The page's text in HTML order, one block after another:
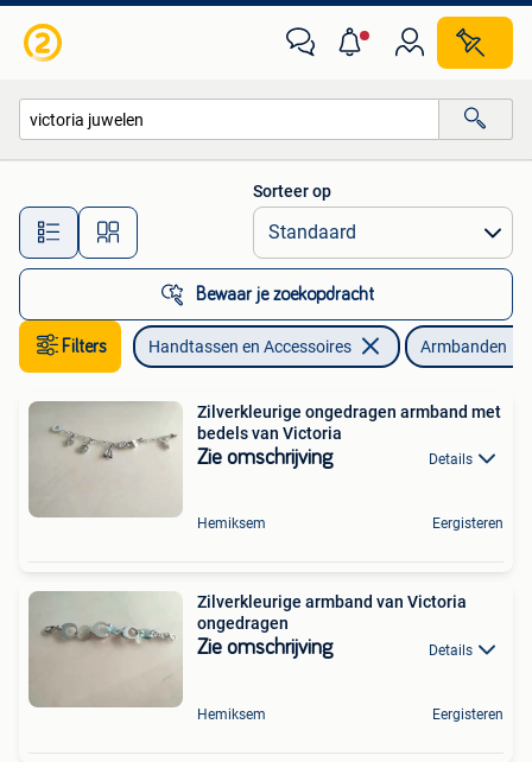
Alle afstanden…
Sorteer op
Bewaar je zoekopdracht
Filters Handtassen en Accessoires Armbanden
Zilverkleurige ongedragen armband met
bedels van Victoria
Zie omschrijving Details
Hemiksem Eergisteren
Zilverkleurige armband van Victoria
ongedragen
Zie omschrijving Details
Hemiksem Eergisteren